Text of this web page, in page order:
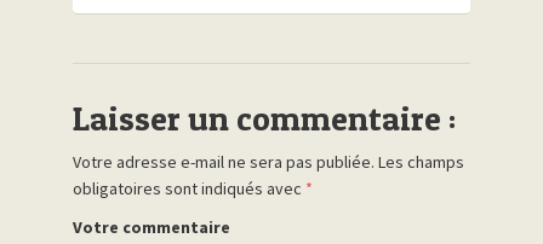
Laisser un commentaire :
Votre adresse e-mail ne sera pas publiée. Les champs
obligatoires sont indiqués avec *
Votre commentaire